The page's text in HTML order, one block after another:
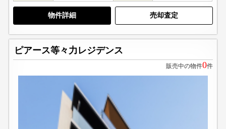
物件詳細 売却査定
ピアース等々力レジデンス
販売中の物件0件